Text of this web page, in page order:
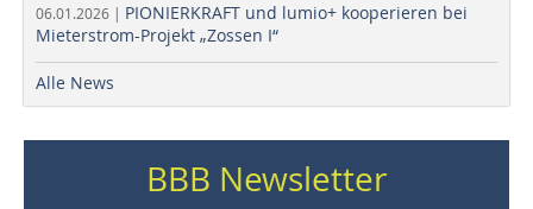
06.01.2026 | PIONIERKRAFT und lumio+ kooperieren bei
Mieterstrom-Projekt „Zossen I“
Alle News
BBB Newsletter